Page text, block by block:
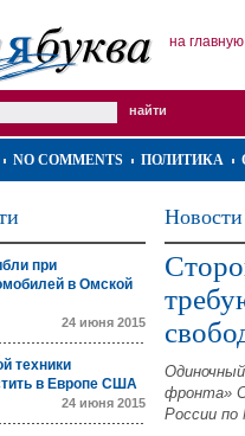
на главную
NO COMMENTS ПОЛИТИКА
при
в Омской
24 июня 2015
техники
в Европе США
24 июня 2015
Новости
фронта»
России по